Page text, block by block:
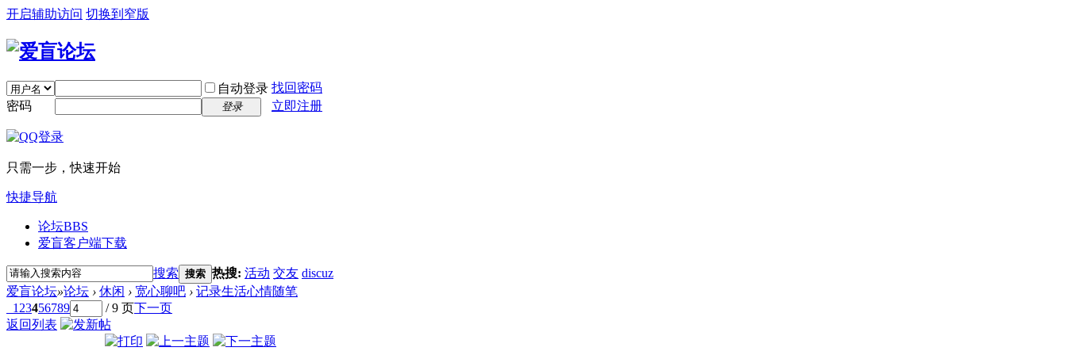
开启辅助访问 切换到窄版
自动登录 找回密码
密码
登录 立即注册
只需一步，快速开始
快捷导航
论坛BBS
爱盲客户端下载
搜索 搜索 热搜: 活动 交友 discuz
爱盲论坛»论坛 › 休闲 › 宽心聊吧 › 记录生活心情随笔
1 23456789 / 9 页下一页
返回列表